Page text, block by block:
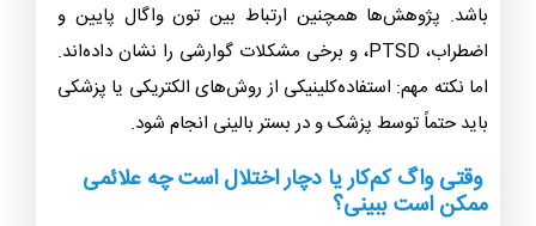
باشد. پژوهش‌ها همچنین ارتباط بین تون واگال پایین و
اضطراب، PTSD، و برخی مشکلات گوارشی را نشان داده‌اند.
اما نکته مهم: استفاده‌کلینیکی از روش‌های الکتریکی یا پزشکی
باید حتماً توسط پزشک و در بستر بالینی انجام شود.
وقتی واگ کم‌کار یا دچار اختلال است چه علائمی
ممکن است ببینی؟